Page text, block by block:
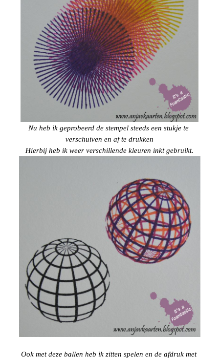
Nu heb ik geprobeerd de stempel steeds een stukje te
verschuiven en af te drukken
Hierbij heb ik weer verschillende kleuren inkt gebruikt.
Ook met deze ballen heb ik zitten spelen en de afdruk met